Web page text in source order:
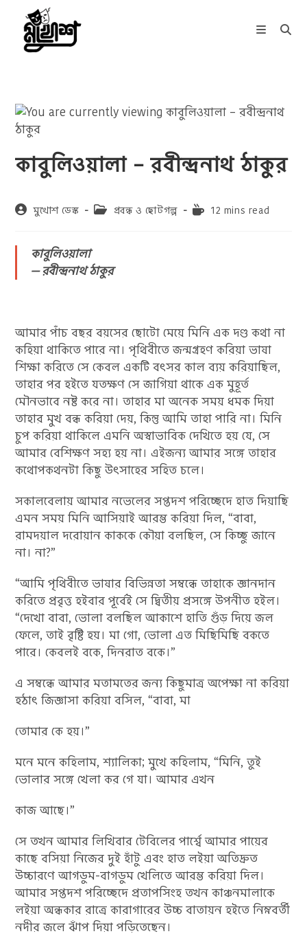
content
কাবুলিওয়ালা – রবীন্দ্রনাথ ঠাকুর
Postমুখোশ ডেস্ক
Post প্রবন্ধ ও ছোটগল্প
Reading12 mins read
কাবুলিওয়ালা
— রবীন্দ্রনাথ ঠাকুর
আমার পাঁচ বছর বয়সের ছোটো মেয়ে মিনি এক দণ্ড কথা না
কহিয়া থাকিতে পারে না। পৃথিবীতে জন্মগ্রহণ করিয়া ভাষা
শিক্ষা করিতে সে কেবল একটি বৎসর কাল ব্যয় করিয়াছিল,
তাহার পর হইতে যতক্ষণ সে জাগিয়া থাকে এক মুহূর্ত
মৌনভাবে নষ্ট করে না। তাহার মা অনেক সময় ধমক দিয়া
তাহার মুখ বন্ধ করিয়া দেয়, কিন্তু আমি তাহা পারি না। মিনি
চুপ করিয়া থাকিলে এমনি অস্বাভাবিক দেখিতে হয় যে, সে
আমার বেশিক্ষণ সহ্য হয় না। এইজন্য আমার সঙ্গে তাহার
কথোপকথনটা কিছু উৎসাহের সহিত চলে।
সকালবেলায় আমার নভেলের সপ্তদশ পরিচ্ছেদে হাত দিয়াছি
এমন সময় মিনি আসিয়াই আরম্ভ করিয়া দিল, “বাবা,
রামদয়াল দরোয়ান কাককে কৌয়া বলছিল, সে কিচ্ছু জানে
না। না?”
“আমি পৃথিবীতে ভাষার বিভিন্নতা সম্বন্ধে তাহাকে জ্ঞানদান
করিতে প্রবৃত্ত হইবার পূর্বেই সে দ্বিতীয় প্রসঙ্গে উপনীত হইল।
“দেখো বাবা, ভোলা বলছিল আকাশে হাতি গুঁড় দিয়ে জল
ফেলে, তাই বৃষ্টি হয়। মা গো, ভোলা এত মিছিমিছি বকতে
পারে। কেবলই বকে, দিনরাত বকে।”
এ সম্বন্ধে আমার মতামতের জন্য কিছুমাত্র অপেক্ষা না করিয়া
হঠাৎ জিজ্ঞাসা করিয়া বসিল, “বাবা, মা
তোমার কে হয়।”
মনে মনে কহিলাম, শ্যালিকা; মুখে কহিলাম, “মিনি, তুই
ভোলার সঙ্গে খেলা কর গে যা। আমার এখন
কাজ আছে।”
সে তখন আমার লিখিবার টেবিলের পার্শ্বে আমার পায়ের
কাছে বসিয়া নিজের দুই হাঁটু এবং হাত লইয়া অতিদ্রুত
উচ্চারণে আগডুম-বাগডুম খেলিতে আরম্ভ করিয়া দিল।
আমার সপ্তদশ পরিচ্ছেদে প্রতাপসিংহ তখন কাঞ্চনমালাকে
লইয়া অন্ধকার রাত্রে কারাগারের উচ্চ বাতায়ন হইতে নিম্নবর্তী
নদীর জলে ঝাঁপ দিয়া পড়িতেছেন।